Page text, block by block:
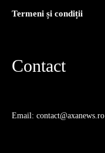
Termeni și condiții
Contact
Email: contact@axanews.ro